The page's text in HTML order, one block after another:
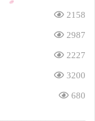
2158
2987
2227
3200
680